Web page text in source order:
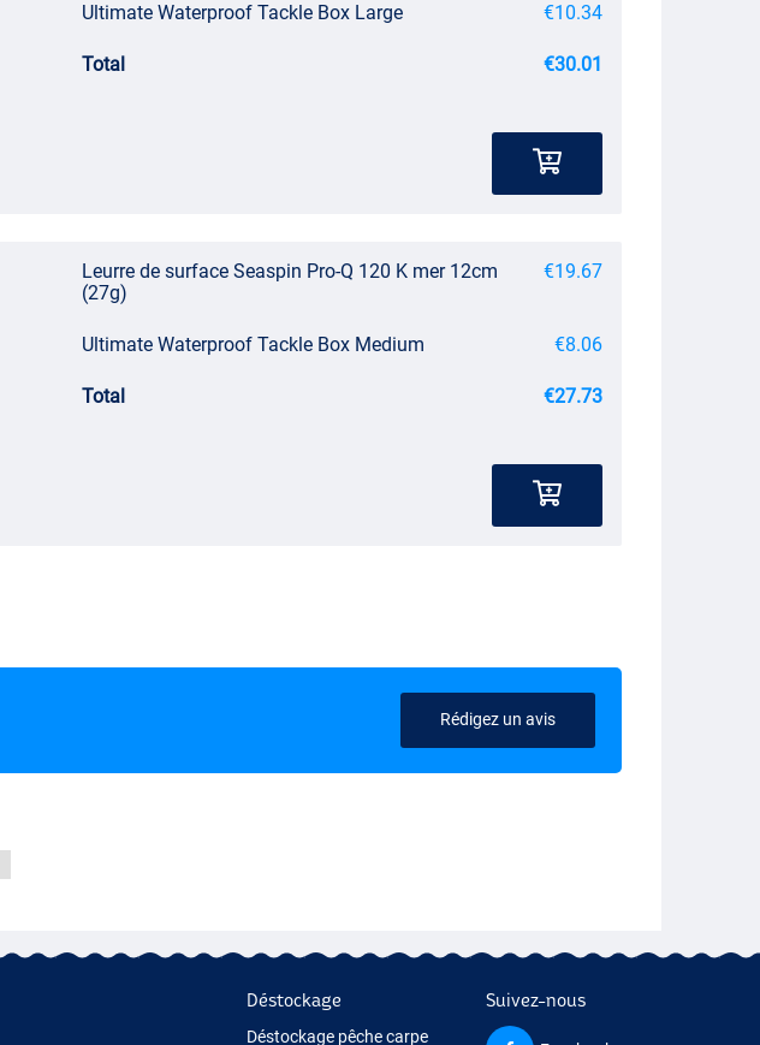
Ultimate Waterproof Tackle Box Large €10.34
Total €30.01
Leurre de surface Seaspin Pro-Q 120 K mer 12cm
(27g)
€19.67
Ultimate Waterproof Tackle Box Medium €8.06
Total €27.73
Rédigez un avis
Déstockage
Déstockage pêche carpe
Suivez-nous